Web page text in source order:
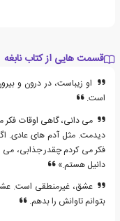
قسمت هایی از کتاب نابغه
او زیباست، در درون و
است.
می دانی، گاهی اوقات
دیدمت. مثل آدم های عادی.
فکر می کردم چقدر جذابی،
دانیل هستم.»
عشق، غیرمنطقی است.
بتوانم تاوانش را بدهم.